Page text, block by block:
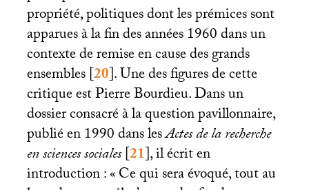
propriété, politiques dont les prémices sont
apparues à la fin des années 1960 dans un
contexte de remise en cause des grands
ensembles[20]. Une des figures de cette
critique est Pierre Bourdieu. Dans un
dossier consacré à la question pavillonnaire,
publié en 1990 dans lesActes de la recherche
en sciences sociales[21], il écrit en
introduction : «Ce qui sera évoqué, tout au